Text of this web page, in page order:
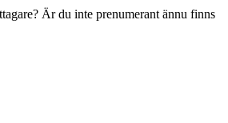
Är du inte prenumerant ännu finns